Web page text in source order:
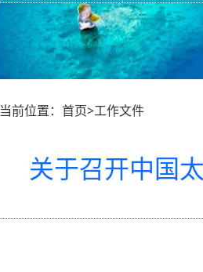
当前位置：首页>工作文件
关于召开中国